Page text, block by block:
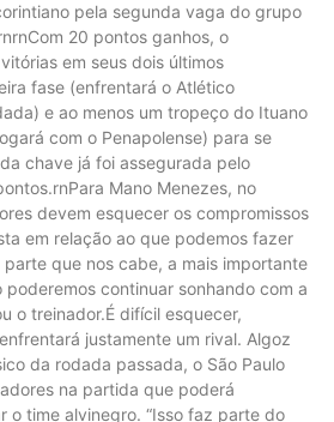
pela segunda vaga do grupo
20 pontos ganhos, o
em seus dois últimos
fase (enfrentará o Atlético
e ao menos um tropeço do Ituano
com o Penapolense) para se
chave já foi assegurada pelo
Mano Menezes, no
devem esquecer os compromissos
em relação ao que podemos fazer
parte que nos cabe, a mais importante
poderemos continuar sonhando com a
o treinador.É difícil esquecer,
justamente um rival. Algoz
da rodada passada, o São Paulo
na partida que poderá
o time alvinegro. “Isso faz parte do